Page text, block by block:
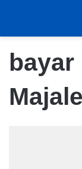
bayar